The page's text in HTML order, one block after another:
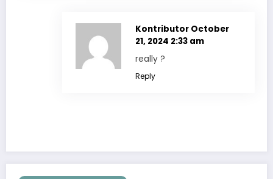
Kontributor October
21, 2024 2:33 am
really ?
Reply